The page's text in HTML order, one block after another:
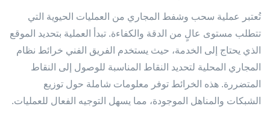
تُعتبر عملية سحب وشفط المجاري من العمليات الحيوية التي
تتطلب مستوى عالٍ من الدقة والكفاءة. تبدأ العملية بتحديد الموقع
الذي يحتاج إلى الخدمة، حيث يستخدم الفريق الفني خرائط نظام
المجاري المحلية لتحديد النقاط المناسبة للوصول إلى النقاط
المتضررة. هذه الخرائط توفر معلومات شاملة حول توزيع
الشبكات والمناهل الموجودة، مما يسهل التوجيه الفعال للعمليات.